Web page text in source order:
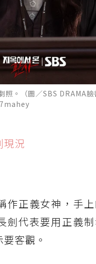
照。（圖／SBS DRAMA
現況
作正義女神，手
劍代表要用正義制
客觀。